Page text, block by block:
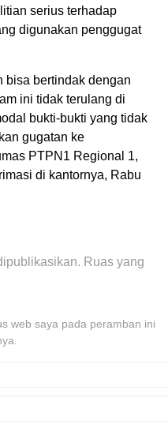
serius terhadap
digunakan penggugat
bisa bertindak dengan
ini tidak terulang di
bukti-bukti yang tidak
gugatan ke
PTPN1 Regional 1,
di kantornya, Rabu
Ruas yang
web saya pada peramban ini